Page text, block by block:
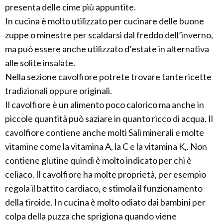
presenta delle cime più appuntite.
In cucina è molto utilizzato per cucinare delle buone
zuppe o minestre per scaldarsi dal freddo dell’inverno,
ma può essere anche utilizzato d’estate in alternativa
alle solite insalate.
Nella sezione cavolfiore potrete trovare tante ricette
tradizionali oppure originali.
Il cavolfiore è un alimento poco calorico ma anche in
piccole quantità può saziare in quanto ricco di acqua. Il
cavolfiore contiene anche molti Sali minerali e molte
vitamine come la vitamina A, la C e la vitamina K,. Non
contiene glutine quindi è molto indicato per chi è
celiaco. Il cavolfiore ha molte proprietà, per esempio
regola il battito cardiaco, e stimola il funzionamento
della tiroide. In cucina è molto odiato dai bambini per
colpa della puzza che sprigiona quando viene